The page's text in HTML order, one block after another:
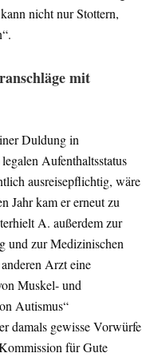
nicht nur Stottern,
mit
Duldung in
Aufenthaltsstatus
ausreisepflichtig, wäre
Jahr kam er erneut zu
A. außerdem zur
und zur Medizinischen
Arzt eine
Muskel- und
Autismus“
damals gewisse Vorwürfe
für Gute